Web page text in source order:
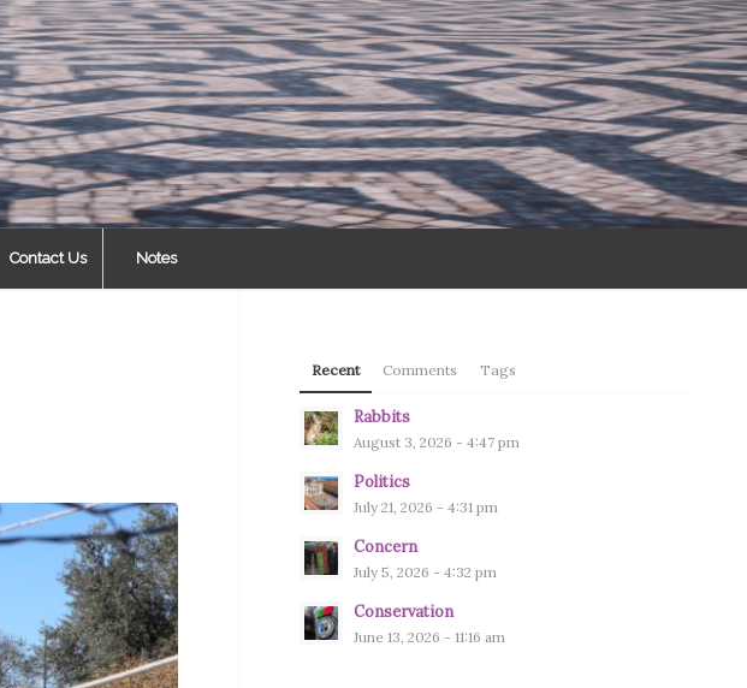
Contact Us Notes
Recent Comments Tags
Rabbits
August 3, 2026 - 4:47 pm
Politics
July 21, 2026 - 4:31 pm
Concern
July 5, 2026 - 4:32 pm
Conservation
June 13, 2026 - 11:16 am